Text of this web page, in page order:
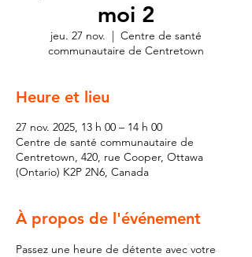
moi 2
jeu. 27 nov.
  |
Centre de santé
communautaire de Centretown
Heure et lieu
27 nov. 2025, 13 h 00 – 14 h 00
Centre de santé communautaire de
Centretown, 420, rue Cooper, Ottawa
(Ontario) K2P 2N6, Canada
À propos de l'événement
Passez une heure de détente avec votre